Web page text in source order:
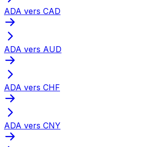
ADA vers CAD
ADA vers AUD
ADA vers CHF
ADA vers CNY